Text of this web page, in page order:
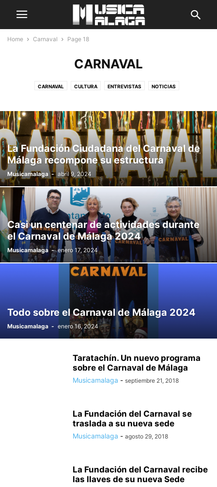
Home Carnaval Page 18
CARNAVAL
CARNAVAL CULTURA ENTREVISTAS NOTICIAS
La Fundación Ciudadana del Carnaval de
Málaga recompone su estructura
Musicamalaga - abril 9, 2024
Casi un centenar de actividades durante
el Carnaval de Málaga 2024
Musicamalaga - enero 17, 2024
Todo sobre el Carnaval de Málaga 2024
Musicamalaga - enero 16, 2024
Taratachín. Un nuevo programa
sobre el Carnaval de Málaga
Musicamalaga - septiembre 21, 2018
La Fundación del Carnaval se
traslada a su nueva sede
Musicamalaga - agosto 29, 2018
La Fundación del Carnaval recibe
las llaves de su nueva Sede